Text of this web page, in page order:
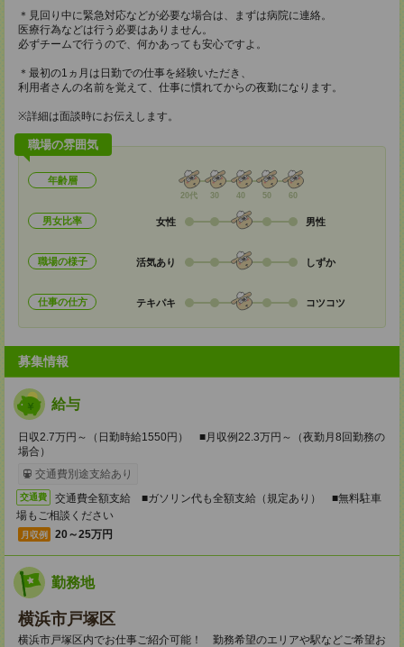
＊見回り中に緊急対応などが必要な場合は、まずは病院に連絡。
医療行為などは行う必要はありません。
必ずチームで行うので、何かあっても安心ですよ。
＊最初の1ヵ月は日勤での仕事を経験いただき、
利用者さんの名前を覚えて、仕事に慣れてからの夜勤になります。
※詳細は面談時にお伝えします。
職場の雰囲気
年齢層
20代 30 40 50 60
男女比率 女性 男性
職場の様子 活気あり しずか
仕事の仕方 テキパキ コツコツ
募集情報
給与
日収2.7万円～（日勤時給1550円） ■月収例22.3万円～（夜勤月8回勤務の
場合）
交通費別途支給あり
交通費
交通費全額支給 ■ガソリン代も全額支給（規定あり） ■無料駐車
場もご相談ください
月収例 20～25万円
勤務地
横浜市戸塚区
横浜市戸塚区内でお仕事ご紹介可能！ 勤務希望のエリアや駅などご希望お